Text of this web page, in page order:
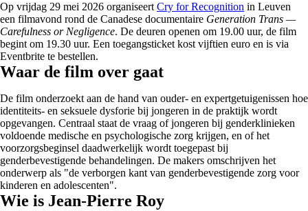
Op vrijdag 29 mei 2026 organiseert Cry for Recognition in Leuven
een filmavond rond de Canadese documentaire Generation Trans —
Carefulness or Negligence. De deuren openen om 19.00 uur, de film
begint om 19.30 uur. Een toegangsticket kost vijftien euro en is via
Eventbrite te bestellen.
Waar de film over gaat
De film onderzoekt aan de hand van ouder- en expertgetuigenissen hoe
identiteits- en seksuele dysforie bij jongeren in de praktijk wordt
opgevangen. Centraal staat de vraag of jongeren bij genderklinieken
voldoende medische en psychologische zorg krijgen, en of het
voorzorgsbeginsel daadwerkelijk wordt toegepast bij
genderbevestigende behandelingen. De makers omschrijven het
onderwerp als "de verborgen kant van genderbevestigende zorg voor
kinderen en adolescenten".
Wie is Jean-Pierre Roy